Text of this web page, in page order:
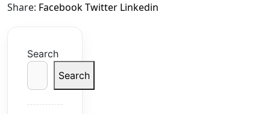
Share: FacebookTwitter Linkedin
Search
Search